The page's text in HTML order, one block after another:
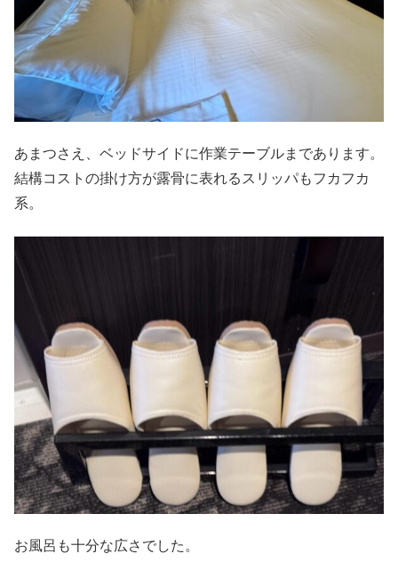
あまつさえ、ベッドサイドに作業テーブルまであります。
結構コストの掛け方が露骨に表れるスリッパもフカフカ
系。
お風呂も十分な広さでした。